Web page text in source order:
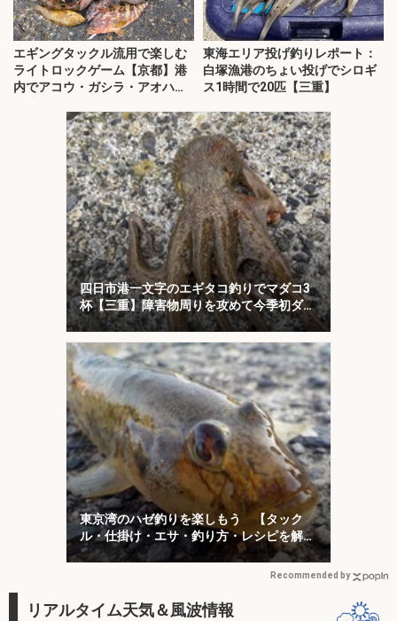
エギングタックル流用で楽しむ
ライトロックゲーム【京都】港
内でアコウ・ガシラ・アオハタ
東海エリア投げ釣りレポート：
白塚漁港のちょい投げでシロギ
ス1時間で20匹【三重】
四日市港一文字のエギタコ釣りでマダコ3
杯【三重】障害物周りを攻めて今季初ダコ
をキャッチ！
東京湾のハゼ釣りを楽しもう 【タック
ル・仕掛け・エサ・釣り方・レシピを解
説】
Recommended by
リアルタイム天気＆風波情報